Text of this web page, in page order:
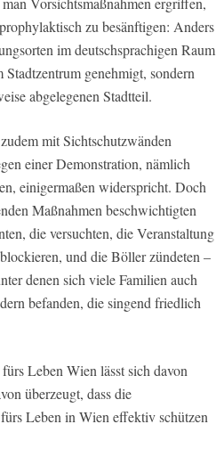
zu besänftigen: Anders
im deutschsprachigen Raum
genehmigt, sondern
abgelegenen Stadtteil.
mit Sichtschutzwänden
einer Demonstration, nämlich
einigermaßen widerspricht. Doch
Maßnahmen beschwichtigten
die versuchten, die Veranstaltung
und die Böller zündeten –
denen sich viele Familien auch
befanden, die singend friedlich
Leben Wien lässt sich davon
überzeugt, dass die
Leben in Wien effektiv schützen